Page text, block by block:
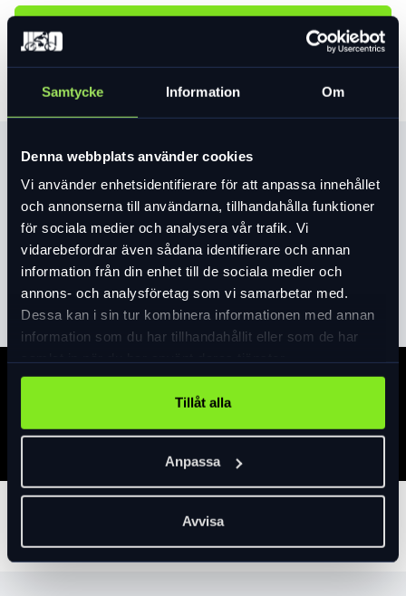
Samtycke Information Om
Denna webbplats använder cookies
Vi använder enhetsidentifierare för att anpassa innehållet
och annonserna till användarna, tillhandahålla funktioner
för sociala medier och analysera vår trafik. Vi
vidarebefordrar även sådana identifierare och annan
information från din enhet till de sociala medier och
annons- och analysföretag som vi samarbetar med.
Dessa kan i sin tur kombinera informationen med annan
information som du har tillhandahållit eller som de har
Tillåt alla
Anpassa
Avvisa
Lägg i varukorg
Produktinformation
»Brett justeringsområde för fjäderinställning
»Större inträdesmål för enklare insteg
»Kompositstomme
»Extrabred plattform för maximal
kraftöverföring
»Hållbar stomplatta av rostfritt stål minskar
böjning och slitage
prestanda
Läs merexpand_more